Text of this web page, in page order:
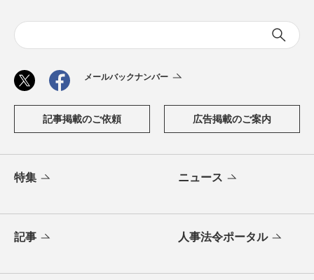
メールバックナンバー
記事掲載のご依頼 広告掲載のご案内
特集 ニュース
記事 人事法令ポータル